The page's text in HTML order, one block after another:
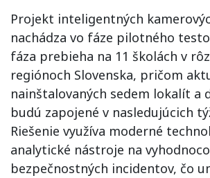
Projekt inteligentných
nachádza vo fáze pilotného
fáza prebieha na 11 školách v
regiónoch Slovenska, pričom
nainštalovaných sedem lokalít a
budú zapojené v nasledujúcich
Riešenie využíva moderné
analytické nástroje na
bezpečnostných incidentov, čo